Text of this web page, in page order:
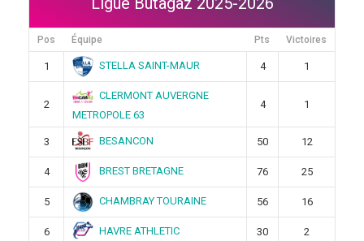
Pos Équipe Pts Victoires
1 STELLA SAINT-MAUR 4 1
2
CLERMONT AUVERGNE
METROPOLE 63
4 1
3 BESANCON 50 12
4 BREST BRETAGNE 76 25
5 CHAMBRAY TOURAINE 56 16
6 HAVRE ATHLETIC 30 2